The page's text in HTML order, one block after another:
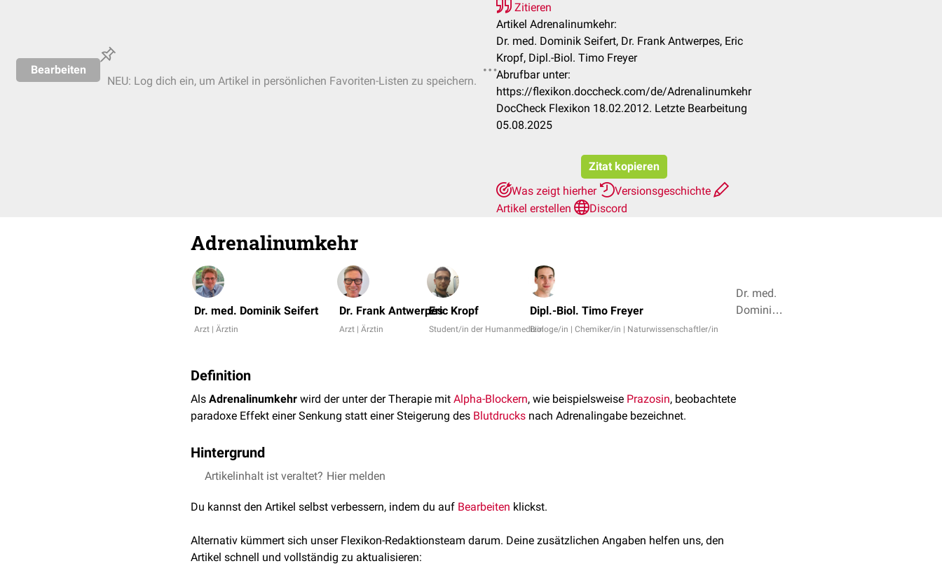
Bearbeiten
NEU: Log dich ein, um Artikel in persönlichen Favoriten-Listen zu speichern.
Zitieren
Artikel Adrenalinumkehr:
Dr. med. Dominik Seifert, Dr. Frank Antwerpes, Eric
Kropf, Dipl.-Biol. Timo Freyer
Abrufbar unter:
https://flexikon.doccheck.com/de/Adrenalinumkehr
DocCheck Flexikon 18.02.2012. Letzte Bearbeitung
05.08.2025
Zitat kopieren
Was zeigt hierher
Versionsgeschichte
Artikel erstellen
Discord
Adrenalinumkehr
Dr. med. Dominik Seifert
Arzt | Ärztin
Dr. Frank Antwerpes
Arzt | Ärztin
Eric Kropf
Student/in der Humanmedizin
Dipl.-Biol. Timo Freyer
Biologe/in | Chemiker/in | Naturwissenschaftler/in
Dr. med.
Dominik
Definition
Als Adrenalinumkehr wird der unter der Therapie mit Alpha-Blockern, wie beispielsweise Prazosin, beobachtete
paradoxe Effekt einer Senkung statt einer Steigerung des Blutdrucks nach Adrenalingabe bezeichnet.
Hintergrund
Der Effekt der Adrenalinumkehr wird auf die Blockade von blutgefäßkontrahierenden und somit
Effekte über blutgefäßrelaxierende und somit blutdrucksenkende β-Adrenozeptoren vermittelt.
Artikelinhalt ist veraltet? Hier melden
Du kannst den Artikel selbst verbessern, indem du auf Bearbeiten klickst.
Alternativ kümmert sich unser Flexikon-Redaktionsteam darum. Deine zusätzlichen Angaben helfen uns, den
Artikel schnell und vollständig zu aktualisieren: